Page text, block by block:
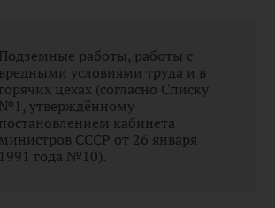
Подземные работы, работы с
вредными условиями труда и в
горячих цехах (согласно Списку
№1, утверждённому
постановлением кабинета
министров СССР от 26 января
1991 года №10).